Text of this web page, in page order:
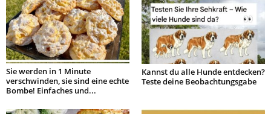
Sie werden in 1 Minute
verschwinden, sie sind eine echte
Bombe! Einfaches und...
Kannst du alle Hunde entdecken?
Teste deine Beobachtungsgabe